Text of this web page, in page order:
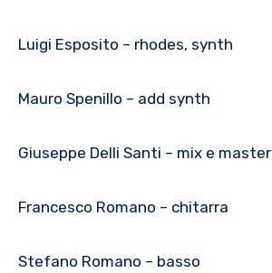
Luigi Esposito – rhodes, synth
Mauro Spenillo – add synth
Giuseppe Delli Santi – mix e master
Francesco Romano – chitarra
Stefano Romano – basso